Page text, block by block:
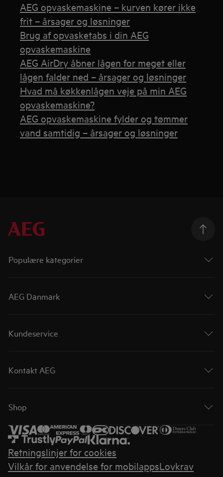
AEG opvaskemaskine – kurven kører ikke
frit – årsager og løsninger
Brug af opvasketabs i din AEG
opvaskemaskine
AEG AirDry åbner lågen for meget eller
lågen falder ned – årsager og løsninger
Hvad må køkkenlågen veje på min AEG
opvaskemaskine?
AEG opvaskemaskine fylder og tømmer
vand samtidig – årsager og løsninger
Populære kategorier
AEG Danmark
Kundeservice
Kontakt AEG
Shop
Retningslinjer for cookies
Vilkår for anvendelse for mobilappsLovkrav